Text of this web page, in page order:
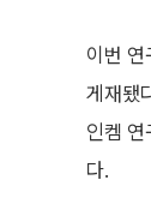
이번
게재됐
인켐
다.